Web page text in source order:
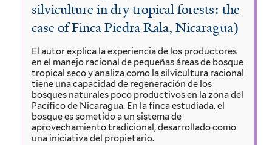
silviculture in dry tropical forests: the
case of Finca Piedra Rala, Nicaragua)
El autor explica la experiencia de los productores
en el manejo racional de pequeñas áreas de bosque
tropical seco y analiza como la silvicultura racional
tiene una capacidad de regeneración de los
bosques naturales poco productivos en la zona del
Pacífico de Nicaragua. En la finca estudiada, el
bosque es sometido a un sistema de
aprovechamiento tradicional, desarrollado como
una iniciativa del propietario.